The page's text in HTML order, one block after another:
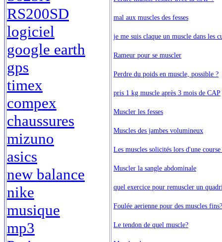
RS200SD
logiciel
google earth
gps
timex
compex
chaussures
mizuno
asics
new balance
nike
musique
mp3
mal aux muscles des fesses
je me suis claque un muscle dans les
Rameur pour se muscler
Perdre du poids en muscle, possible ?
pris 1 kg muscle après 3 mois de CAP
Muscler les fesses
Muscles des jambes volumineux
Les muscles solicités lors d'une course
Muscler la sangle abdominale
quel exercice pour remuscler un
Foulée aerienne pour des muscles fins?
Le tendon de quel muscle?